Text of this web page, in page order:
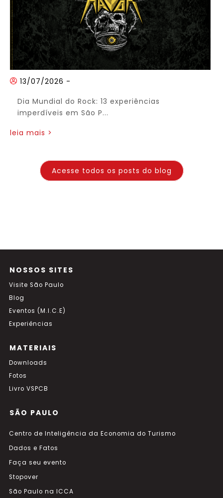
13/07/2026 -
Dia Mundial do Rock: 13 experiências
imperdíveis em São P...
leia mais >
Acesse todos os posts do blog
NOSSOS SITES
Visite São Paulo
Blog
Eventos (M.I.C.E)
Experiências
MATERIAIS
Downloads
Fotos
Livro VSPCB
SÃO PAULO
Centro de Inteligência da Economia do Turismo
Dados e Fatos
Faça seu evento
Stopover
São Paulo na ICCA